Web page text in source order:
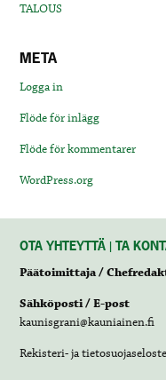
TALOUS
META
Logga in
Flöde för inlägg
Flöde för kommentarer
WordPress.org
OTA YHTEYTTÄ | TA
Päätoimittaja /
Sähköposti / E-post
kaunisgrani@kauniainen.fi
Rekisteri- ja